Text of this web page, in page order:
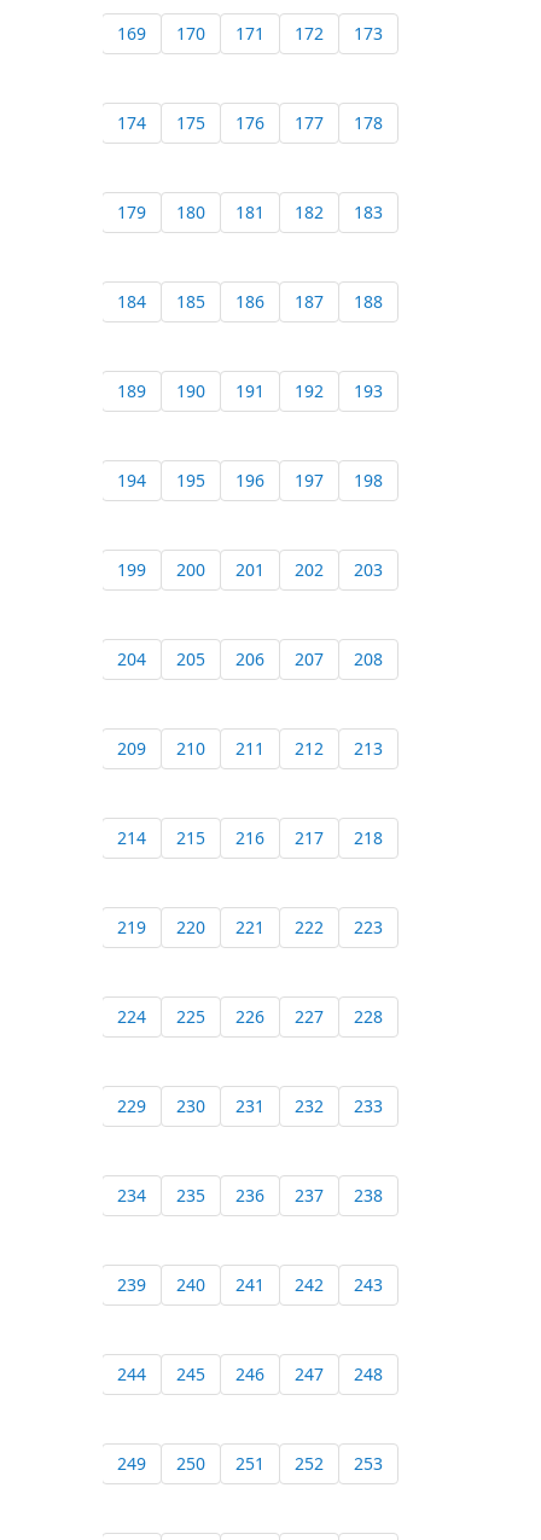
169 170 171 172 173
174 175 176 177 178
179 180 181 182 183
184 185 186 187 188
189 190 191 192 193
194 195 196 197 198
199 200 201 202 203
204 205 206 207 208
209 210 211 212 213
214 215 216 217 218
219 220 221 222 223
224 225 226 227 228
229 230 231 232 233
234 235 236 237 238
239 240 241 242 243
244 245 246 247 248
249 250 251 252 253